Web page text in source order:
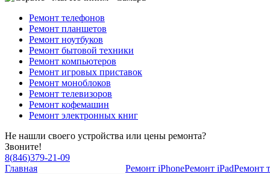
Ремонт телефонов
Ремонт планшетов
Ремонт ноутбуков
Ремонт бытовой техники
Ремонт компьютеров
Ремонт игровых приставок
Ремонт моноблоков
Ремонт телевизоров
Ремонт кофемашин
Ремонт электронных книг
Не нашли своего устройства или цены ремонта?
Звоните!
8(846)379-21-09
Главная
Ремонт iPhoneРемонт iPadРемонт